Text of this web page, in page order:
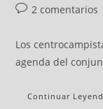
2 comentarios
Los
agenda del
Continuar